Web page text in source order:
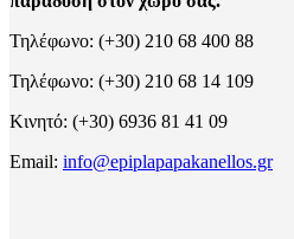
Τηλέφωνο: (+30) 210 68 400 88
Τηλέφωνο: (+30) 210 68 14 109
Κινητό: (+30) 6936 81 41 09
Email: info@epiplapapakanellos.gr